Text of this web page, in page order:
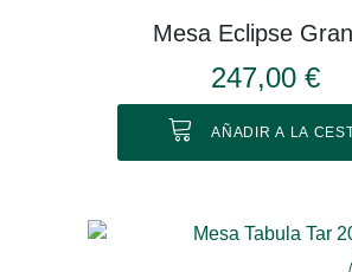
Mesa Eclipse
247,00 €
AÑADIR A LA